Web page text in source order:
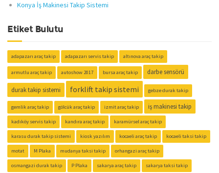
Konya İş Makinesi Takip Sistemi
Etiket Bulutu
adapazarı araç takip adapazarı servis takip altınova araç takip
armutlu araç takip autoshow 2017 bursa araç takip darbe sensörü
durak takip sistemi forklift takip sistemi gebze durak takip
gemlik araç takip gölcük araç takip izmit araç takip iş makinesi takip
kadıköy servis takip kandıra araç takip karamürsel araç takip
karasu durak takip sistemi kiosk yazılım kocaeli araç takip kocaeli taksi takip
motat M Plaka mudanya taksi takip orhangazi araç takip
osmangazi durak takip P Plaka sakarya araç takip sakarya taksi takip